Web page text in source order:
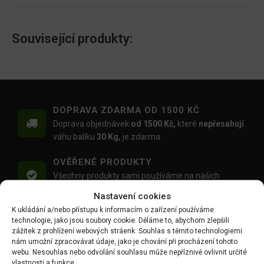
Nastavení cookies
K ukládání a/nebo přístupu k informacím o zařízení používáme
technologie, jako jsou soubory cookie. Děláme to, abychom zlepšili
zážitek z prohlížení webových stráenk. Souhlas s těmito technologiemi
nám umožní zpracovávat údaje, jako je chování při procházení tohoto
webu. Nesouhlas nebo odvolání souhlasu může nepříznivě ovlivnit určité
vlastnosti a funkce.
Související produkty:
DOPRAVA ZDARMA OD 1500 KČ
Doprava objednávek od 1500 Kč, které nepřesahují
váhu balíku 30 Kg, je zdarma.
OVĚŘENÉ PRODUKTY
Všechny produkty sami používáme na našich
MOŽNOST OSOBNÍHO ODBĚRU
Objednávku si můžete i vyzvednout zdarma na
výdejním místě Mlýnská 59, Ruda, 27101